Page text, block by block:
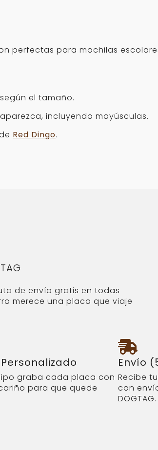
perfectas para mochilas
el tamaño.
incluyendo mayúsculas.
Red Dingo.
de envío gratis en todas
merece una placa que viaje
graba cada placa con
para que quede
Envío
Recibe
con
DOGTAG.